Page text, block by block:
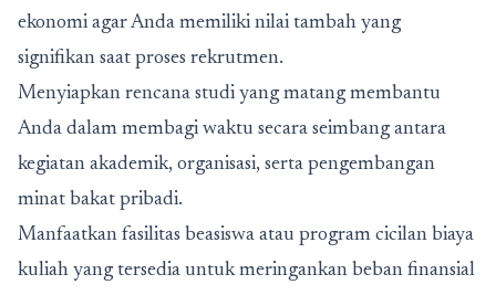
ekonomi agar Anda memiliki nilai tambah yang
signifikan saat proses rekrutmen.
Menyiapkan rencana studi yang matang membantu
Anda dalam membagi waktu secara seimbang antara
kegiatan akademik, organisasi, serta pengembangan
minat bakat pribadi.
Manfaatkan fasilitas beasiswa atau program cicilan biaya
kuliah yang tersedia untuk meringankan beban finansial